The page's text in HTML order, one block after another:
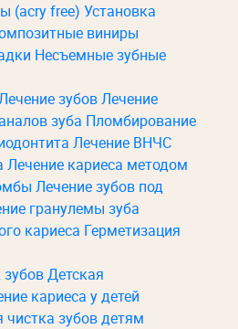
(acry free) Установка
виниры
Несъемные зубные
зубовЛечение
зуба Пломбирование
Лечение ВНЧС
Лечение кариеса методом
Лечение зубов под
гранулемы зуба
кариеса Герметизация
Детская
кариеса у детей
зубов детям